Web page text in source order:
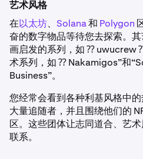
艺术风格
在以太坊、 Solana和 Polygon
奋的数字物品等待您去探索。
画启发的系列，如 ⁇ uwucrew
术系列，如 ⁇ Nakamigos”和
Business”。
您经常会看到各种利基风格中
大量追随者，并且围绕他们的
区。这些团体让志同道合、艺
联系。